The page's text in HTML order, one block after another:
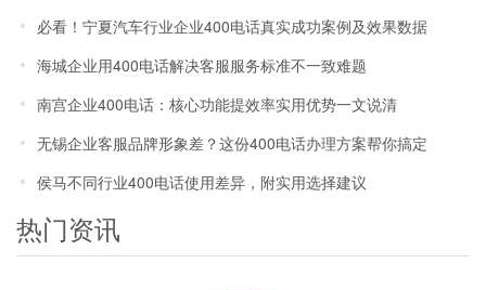
效率优势解析
必看！宁夏汽车行业企业400电话真实成功案例及效果数据
海城企业用400电话解决客服服务标准不一致难题
南宫企业400电话：核心功能提效率实用优势一文说清
无锡企业客服品牌形象差？这份400电话办理方案帮你搞定
侯马不同行业400电话使用差异，附实用选择建议
热门资讯